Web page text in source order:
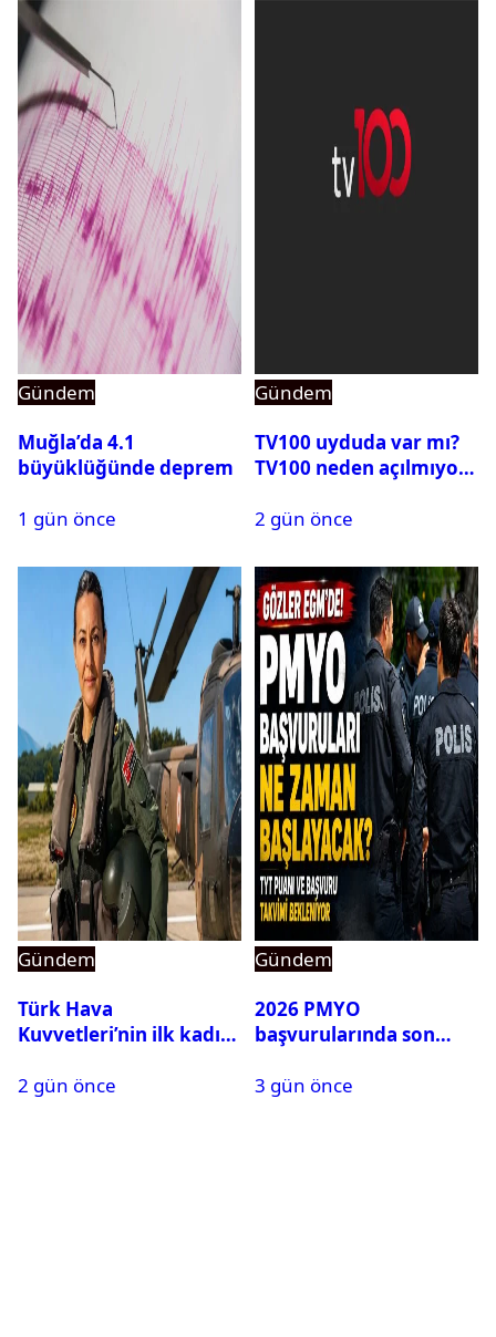
Gündem
Muğla’da 4.1
büyüklüğünde deprem
1 gün önce
Gündem
TV100 uyduda var mı?
TV100 neden açılmıyor?
2 gün önce
Gündem
Türk Hava
Kuvvetleri’nin ilk kadın
Karapınar hakkında
2 gün önce
Gündem
2026 PMYO
başvurularında son
3 gün önce